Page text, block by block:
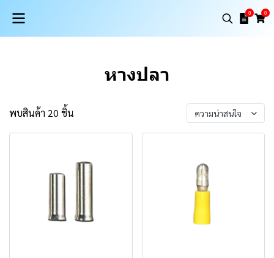
0 0
หางปลา
พบสินค้า 20 ชิ้น ความน่าสนใจ